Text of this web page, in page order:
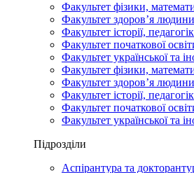
Факультет фізики,
Факультет здоров’я
Факультет історії,
Факультет початкової
Факультет української та
Факультет фізики,
Факультет здоров’я
Факультет історії,
Факультет початкової
Факультет української та
Підрозділи
Аспірантура та